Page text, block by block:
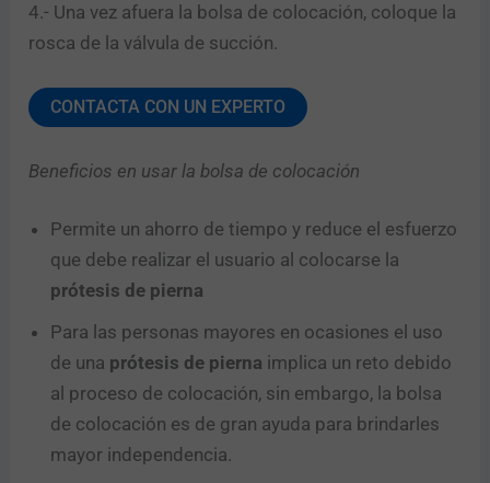
4.- Una vez afuera la bolsa de colocación, coloque la
rosca de la válvula de succión.
CONTACTA CON UN EXPERTO
Beneficios en usar la bolsa de colocación
Permite un ahorro de tiempo y reduce el esfuerzo
que debe realizar el usuario al colocarse la
prótesis de pierna
Para las personas mayores en ocasiones el uso
de una prótesis de pierna implica un reto debido
al proceso de colocación, sin embargo, la bolsa
de colocación es de gran ayuda para brindarles
mayor independencia.